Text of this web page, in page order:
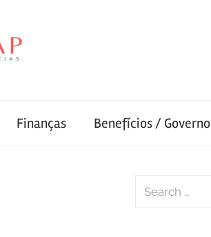
Finanças Benefícios / Governo
Search